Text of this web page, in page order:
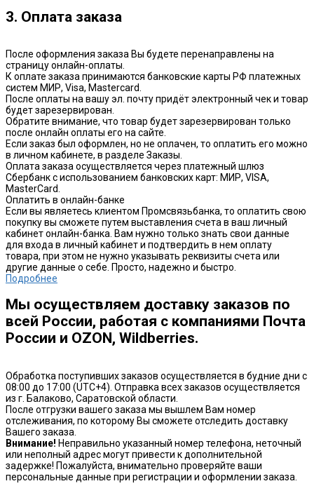
3. Оплата заказа
После оформления заказа Вы будете перенаправлены на
страницу онлайн-оплаты.
К оплате заказа принимаются банковские карты РФ платежных
систем МИР, Visa, Mastercard.
После оплаты на вашу эл. почту придёт электронный чек и товар
будет зарезервирован.
Обратите внимание, что товар будет зарезервирован только
после онлайн оплаты его на сайте.
Если заказ был оформлен, но не оплачен, то оплатить его можно
в личном кабинете, в разделе Заказы.
Оплата заказа осуществляется через платежный шлюз
Сбербанк с использованием банковских карт: МИР, VISA,
MasterCard.
Оплатить в онлайн-банке
Если вы являетесь клиентом Промсвязьбанка, то оплатить свою
покупку вы сможете путем выставления счета в ваш личный
кабинет онлайн-банка. Вам нужно только знать свои данные
для входа в личный кабинет и подтвердить в нем оплату
товара, при этом не нужно указывать реквизиты счета или
другие данные о себе. Просто, надежно и быстро.
Подробнее
Мы осуществляем доставку заказов по
всей России, работая с компаниями Почта
России и OZON, Wildberries.
Обработка поступивших заказов осуществляется в будние дни с
08:00 до 17:00 (UTC+4). Отправка всех заказов осуществляется
из г. Балаково, Саратовской области.
После отгрузки вашего заказа мы вышлем Вам номер
отслеживания, по которому Вы сможете отследить доставку
Вашего заказа.
Внимание! Неправильно указанный номер телефона, неточный
или неполный адрес могут привести к дополнительной
задержке! Пожалуйста, внимательно проверяйте ваши
персональные данные при регистрации и оформлении заказа.